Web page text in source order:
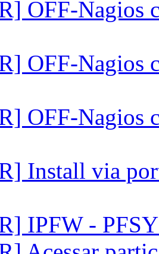
OFF-Nagios
OFF-Nagios
OFF-Nagios
Install via
IPFW -